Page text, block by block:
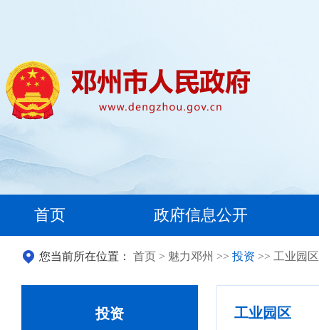
首页 政府信息公开
您当前所在位置： 首页 > 魅力邓州 >> 投资 >> 工业园区
投资 工业园区